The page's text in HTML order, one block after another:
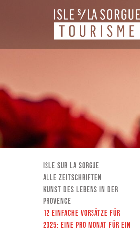
Isle sur la Sorgue
Alle Zeitschriften
Kunst des Lebens in der
Provence
12 einfache Vorsätze für
2025: eine pro Monat für ein